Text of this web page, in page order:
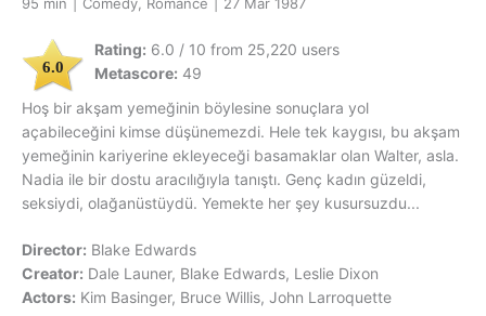
6.0
Rating: 6.0 / 10 from 25,220 users
Metascore: 49
Hoş bir akşam yemeğinin böylesine sonuçlara yol
açabileceğini kimse düşünemezdi. Hele tek kaygısı, bu akşam
yemeğinin kariyerine ekleyeceği basamaklar olan Walter, asla.
Nadia ile bir dostu aracılığıyla tanıştı. Genç kadın güzeldi,
seksiydi, olağanüstüydü. Yemekte her şey kusursuzdu...
Director: Blake Edwards
Creator: Dale Launer, Blake Edwards, Leslie Dixon
Actors: Kim Basinger, Bruce Willis, John Larroquette